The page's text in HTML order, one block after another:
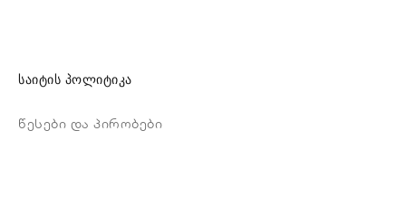
საიტის პოლიტიკა
წესები და პირობები